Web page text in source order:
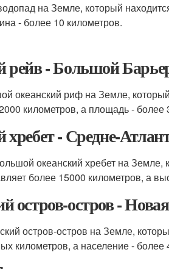
на Земле, который
- более 10 километров.
рейв - Большой
риф на Земле, который
километров, а площадь -
- Средне-
океанский хребет на Земле,
более 15000 километров, а
остров -
остров-остров на Земле,
километров, а население - более